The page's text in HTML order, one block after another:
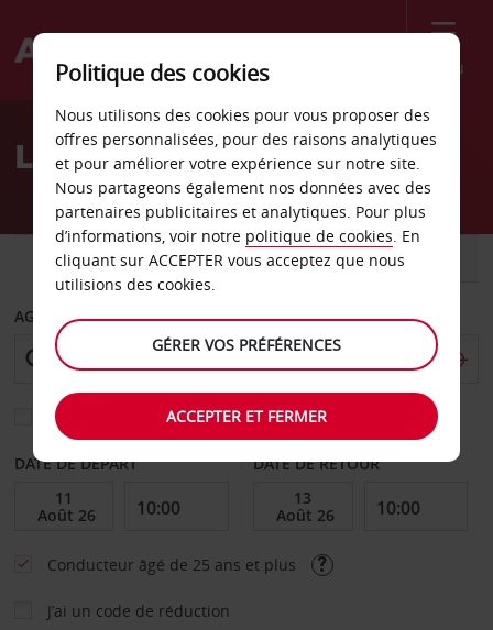
Menu
Welcome
AvisLocation de voiture Hurst
VOITURE UTILITAIRE
AGENCE DE DÉPART
Sélectionnez une autre agence de retour
DATE DE DÉPART DATE DE RETOUR
Conducteur âgé de 25 ans et plus
J’ai un code de réduction
Politique des cookies
Nous utilisons des cookies pour vous proposer des
offres personnalisées, pour des raisons analytiques
et pour améliorer votre expérience sur notre site.
Nous partageons également nos données avec des
partenaires publicitaires et analytiques. Pour plus
d’informations, voir notre politique de cookies. En
cliquant sur ACCEPTER vous acceptez que nous
utilisions des cookies.
GÉRER VOS PRÉFÉRENCES
ACCEPTER ET FERMER